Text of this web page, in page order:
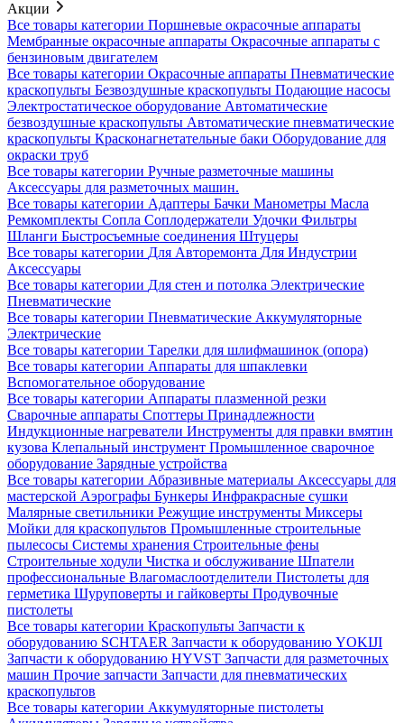
Акции
Все товары категории Поршневые окрасочные аппараты
Мембранные окрасочные аппараты Окрасочные аппараты с
бензиновым двигателем
Все товары категории Окрасочные аппараты Пневматические
краскопульты Безвоздушные краскопульты Подающие насосы
Электростатическое оборудование Автоматические
безвоздушные краскопульты Автоматические пневматические
краскопульты Красконагнетательные баки Оборудование для
окраски труб
Все товары категории Ручные разметочные машины
Аксессуары для разметочных машин.
Все товары категории Адаптеры Бачки Манометры Масла
Ремкомплекты Сопла Соплодержатели Удочки Фильтры
Шланги Быстросъемные соединения Штуцеры
Все товары категории Для Авторемонта Для Индустрии
Аксессуары
Все товары категории Для стен и потолка Электрические
Пневматические
Все товары категории Пневматические Аккумуляторные
Электрические
Все товары категории Тарелки для шлифмашинок (опора)
Все товары категории Аппараты для шпаклевки
Вспомогательное оборудование
Все товары категории Аппараты плазменной резки
Сварочные аппараты Споттеры Принадлежности
Индукционные нагреватели Инструменты для правки вмятин
кузова Клепальный инструмент Промышленное сварочное
оборудование Зарядные устройства
Все товары категории Абразивные материалы Аксессуары для
мастерской Аэрографы Бункеры Инфракрасные сушки
Малярные светильники Режущие инструменты Миксеры
Мойки для краскопультов Промышленные строительные
пылесосы Системы хранения Строительные фены
Строительные ходули Чистка и обслуживание Шпатели
профессиональные Влагомаслоотделители Пистолеты для
герметика Шуруповерты и гайковерты Продувочные
пистолеты
Все товары категории Краскопульты Запчасти к
оборудованию SCHTAER Запчасти к оборудованию YOKIJI
Запчасти к оборудованию HYVST Запчасти для разметочных
машин Прочие запчасти Запчасти для пневматических
краскопультов
Все товары категории Аккумуляторные пистолеты